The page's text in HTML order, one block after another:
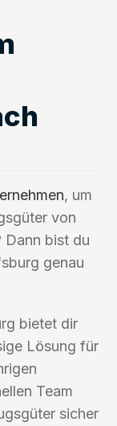
, um
von
Dann bist du
genau
bietet dir
Lösung für
Team
sicher